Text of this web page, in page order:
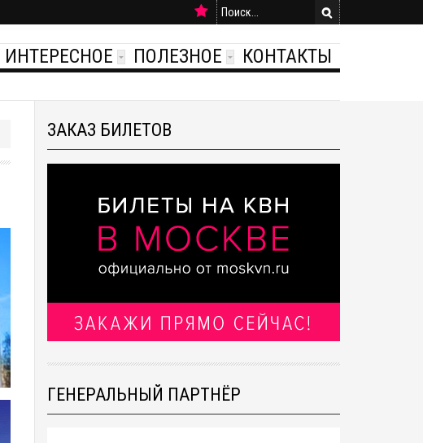
ИНТЕРЕСНОЕ ПОЛЕЗНОЕ КОНТАКТЫ
ЗАКАЗ БИЛЕТОВ
ГЕНЕРАЛЬНЫЙ ПАРТНЁР